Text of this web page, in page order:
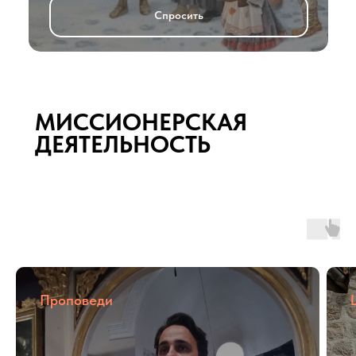
Спросить
МИССИОНЕРСКАЯ
ДЕЯТЕЛЬНОСТЬ
Проповеди